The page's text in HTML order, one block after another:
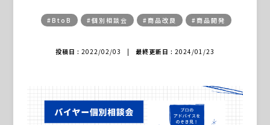
#BtoB #個別相談会 #商品改良 #商品開発
投稿日 : 2022/02/03 | 最終更新日 : 2024/01/23